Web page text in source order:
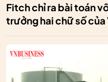
Fitch chỉ ra bài toán
trưởng hai chữ số của